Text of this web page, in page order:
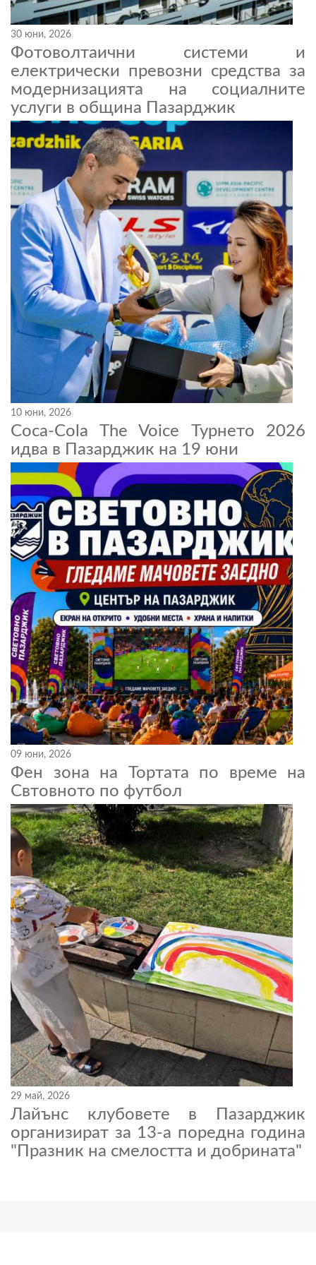
30 юни, 2026
Фотоволтаични системи и
електрически превозни средства за
модернизацията на социалните
услуги в община Пазарджик
10 юни, 2026
Coca-Cola The Voice Турнето 2026
идва в Пазарджик на 19 юни
09 юни, 2026
Фен зона на Тортата по време на
Свтовното по футбол
29 май, 2026
Лайънс клубовете в Пазарджик
организират за 13-а поредна година
"Празник на смелостта и добрината"